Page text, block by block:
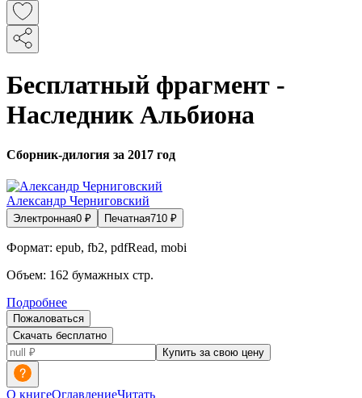
Бесплатный фрагмент -
Наследник Альбиона
Сборник-дилогия за 2017 год
Александр Черниговский
Электронная0 ₽ Печатная710 ₽
Формат: epub, fb2, pdfRead, mobi
Объем: 162 бумажных стр.
Подробнее
Пожаловаться
Скачать бесплатно
Купить за свою цену
О книгеОглавлениеЧитать